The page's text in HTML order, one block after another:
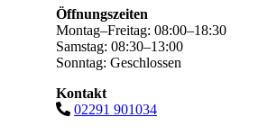
Öffnungszeiten
Montag–Freitag: 08:00–18:30
Samstag: 08:30–13:00
Sonntag: Geschlossen
Kontakt
02291 901034